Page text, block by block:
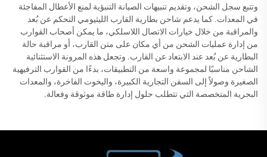
وتتبع سجل الشحن، وتقديم تنبيهات الصيانة التنبؤية لمنع الأعطال المفاجئة
في المعدات. كما يدعم شاحن بطارية القارب الليثيومي التحكم عن بُعد
والمراقبة من خلال خيارات الاتصال اللاسلكي، ما يمكن أصحاب القوارب
من إدارة عمليات الشحن من أي مكان على متن القارب، أو مراقبة حالة
البطارية عن بُعد عند الابتعاد عن القارب. وتجعل هذه المرونة الاستثنائية
الشاحن مناسبًا لمجموعة واسعة من التطبيقات، بدءًا من القوارب الترفيهية
الصغيرة وصولاً إلى السفن التجارية الكبيرة، واليخوت الفاخرة، والمعدات
البحرية المتخصصة التي تتطلب حلول إدارة طاقة موثوقة وفعالة.